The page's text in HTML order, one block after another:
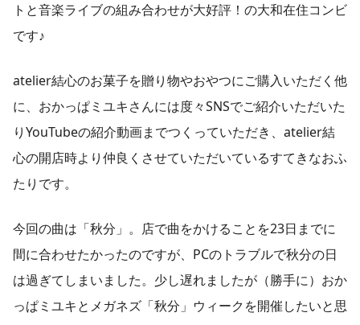
トと音楽ライブの組み合わせが大好評！の大和在住コンビ
です♪
atelier結心のお菓子を贈り物やおやつにご購入いただく他
に、おかっぱミユキさんには度々SNSでご紹介いただいた
りYouTubeの紹介動画までつくっていただき、atelier結
心の開店時より仲良くさせていただいているすてきなおふ
たりです。
今回の曲は「秋分」。店で曲をかけることを23日までに
間に合わせたかったのですが、PCのトラブルで秋分の日
は過ぎてしまいました。少し遅れましたが（勝手に）おか
っぱミユキとメガネズ「秋分」ウィークを開催したいと思